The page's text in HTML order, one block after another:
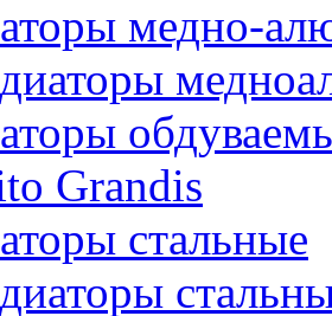
медно-
Grandis
стальные